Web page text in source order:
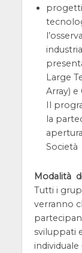
progetti
Large
Array) e
Il
la
Società
Modalità
Tutti i
verranno
sviluppati